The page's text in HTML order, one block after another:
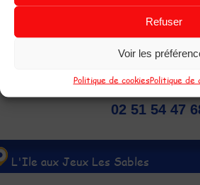
Refuser
Voir les
Politique de cookiesPolitique de
d'Olonne, 2 espaces de loisirs pour les
L'Ile aux Jeux Challans
4 rue du parc de Pont
02 51 54 47
L'Ile aux Jeux Les Sables